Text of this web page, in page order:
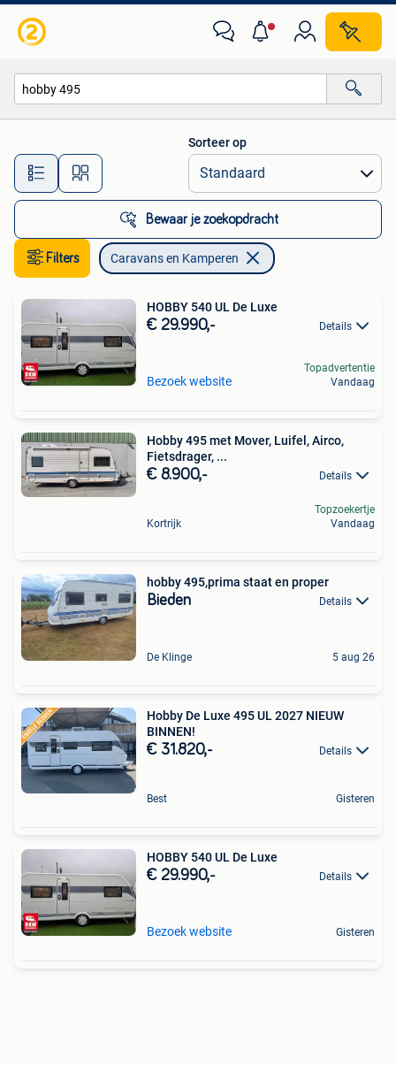
Alle afstanden…
Sorteer op
Bewaar je zoekopdracht
Filters Caravans en Kamperen
HOBBY 540 UL De Luxe
€ 29.990,- Details
Bezoek website
Topadvertentie
Vandaag
Hobby 495 met Mover, Luifel, Airco,
Fietsdrager, ...
€ 8.900,- Details
Kortrijk
Topzoekertje
Vandaag
hobby 495,prima staat en proper
Bieden Details
De Klinge 5 aug 26
Hobby De Luxe 495 UL 2027 NIEUW
BINNEN!
€ 31.820,- Details
Best Gisteren
HOBBY 540 UL De Luxe
€ 29.990,- Details
Bezoek website Gisteren